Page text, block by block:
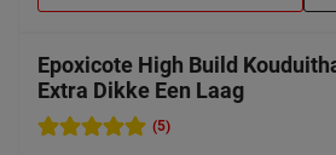
Epoxicote High Build
Extra Dikke Een Laag
(5)